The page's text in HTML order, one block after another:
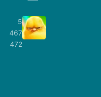
5
467
472